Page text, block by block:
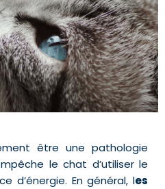
être une pathologie
le chat d’utiliser le
d’énergie. En général, les